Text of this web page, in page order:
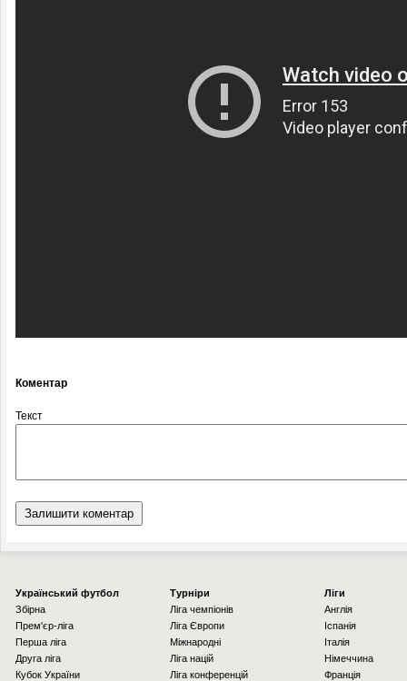
Коментар
Текст
Українcький футбол
Збірна
Прем'єр-ліга
Перша ліга
Друга ліга
Кубок України
Турніри
Ліга чемпіонів
Ліга Європи
Міжнародні
Ліга націй
Ліга конференцій
Ліги
Англія
Іспанія
Італія
Німеччина
Франція